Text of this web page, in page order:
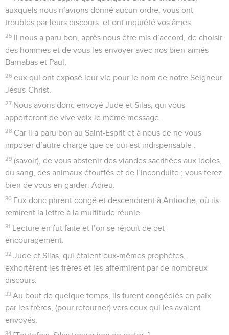
auxquels nous n’avions donné aucun ordre, vous ont
troublés par leurs discours, et ont inquiété vos âmes.
25 Il nous a paru bon, après nous être mis d’accord, de choisir
des hommes et de vous les envoyer avec nos bien-aimés
Barnabas et Paul,
26 eux qui ont exposé leur vie pour le nom de notre Seigneur
Jésus-Christ.
27 Nous avons donc envoyé Jude et Silas, qui vous
apporteront de vive voix le même message.
28 Car il a paru bon au Saint-Esprit et à nous de ne vous
imposer d’autre charge que ce qui est indispensable :
29 (savoir), de vous abstenir des viandes sacrifiées aux idoles,
du sang, des animaux étouffés et de l’inconduite ; vous ferez
bien de vous en garder. Adieu.
30 Eux donc prirent congé et descendirent à Antioche, où ils
remirent la lettre à la multitude réunie.
31 Lecture en fut faite et l’on se réjouit de cet
encouragement.
32 Jude et Silas, qui étaient eux-mêmes prophètes,
exhortèrent les frères et les affermirent par de nombreux
discours.
33 Au bout de quelque temps, ils furent congédiés en paix
par les frères, (pour retourner) vers ceux qui les avaient
envoyés.
34